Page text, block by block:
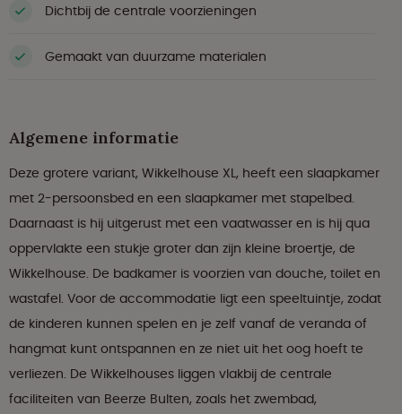
Dichtbij de centrale voorzieningen
Gemaakt van duurzame materialen
Algemene informatie
Deze grotere variant, Wikkelhouse XL, heeft een slaapkamer
met 2-persoonsbed en een slaapkamer met stapelbed.
Daarnaast is hij uitgerust met een vaatwasser en is hij qua
oppervlakte een stukje groter dan zijn kleine broertje, de
Wikkelhouse. De badkamer is voorzien van douche, toilet en
wastafel. Voor de accommodatie ligt een speeltuintje, zodat
de kinderen kunnen spelen en je zelf vanaf de veranda of
hangmat kunt ontspannen en ze niet uit het oog hoeft te
verliezen. De Wikkelhouses liggen vlakbij de centrale
faciliteiten van Beerze Bulten, zoals het zwembad,